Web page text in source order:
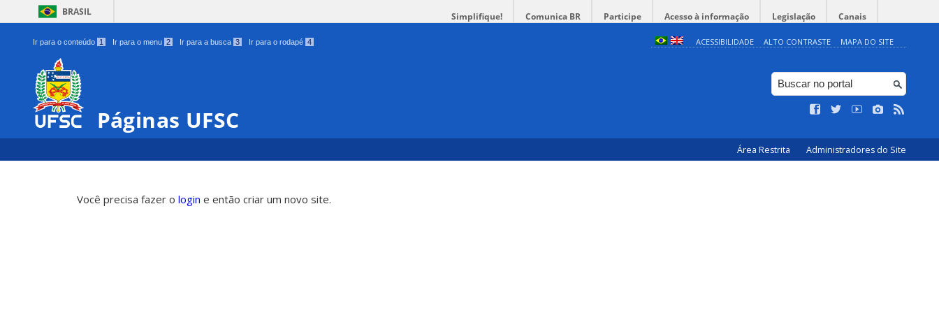
BRASIL Simplifique! Comunica BR Participe Acesso à informação Legislação Canais
Ir para o conteúdo 1 Ir para o menu 2 Ir para a busca 3 Ir para o rodapé 4 ACESSIBILIDADE ALTO CONTRASTE MAPA DO SITE
Páginas UFSC
Área Restrita Administradores do Site
Você precisa fazer o login e então criar um novo site.